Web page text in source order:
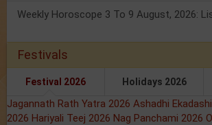
Festivals
Festival 2026 Holidays 2026
Jagannath Rath Yatra 2026 Ashadhi
2026 Hariyali Teej 2026 Nag Panchami 2026